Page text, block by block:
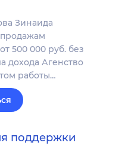
Зинаида
500 000 руб. без
дохода Агенство
работы…
поддержки